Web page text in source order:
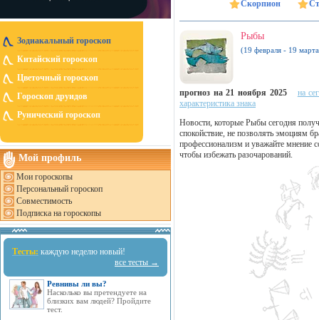
Зодиакальный гороскоп
Китайский гороскоп
Цветочный гороскоп
Гороскоп друидов
Рунический гороскоп
Мой профиль
Мои гороскопы
Персональный гороскоп
Совместимость
Подписка на гороскопы
Тесты: каждую неделю новый!
все тесты →
Ревнивы ли вы?
Насколько вы претендуете на
близких вам людей? Пройдите
тест.
Скорпион
Рыбы
(19 февраля - 19
прогноз на 21 ноября 2025
на
характеристика знака
Новости, которые Рыбы сегодня
спокойствие, не позволять эмоциям
профессионализм и уважайте мнение
чтобы избежать разочарований.